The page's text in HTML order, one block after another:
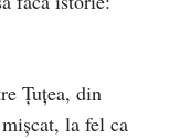
Țuțea, din
la fel ca